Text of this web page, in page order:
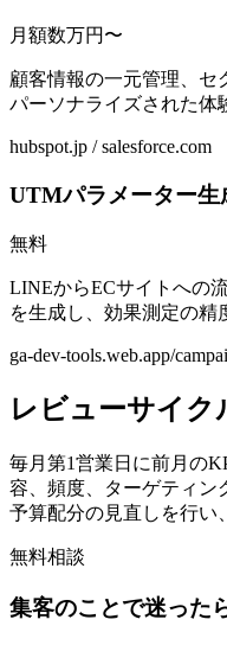
月額数万円〜
顧客情報の一元管理、セ
パーソナライズされた体
hubspot.jp / salesforce.com
UTMパラメーター生
無料
LINEからECサイトへの
を生成し、効果測定の精
ga-dev-tools.web.app/
レビューサイク
毎月第1営業日に前月の
容、頻度、ターゲティン
予算配分の見直しを行い
無料相談
集客のことで迷った